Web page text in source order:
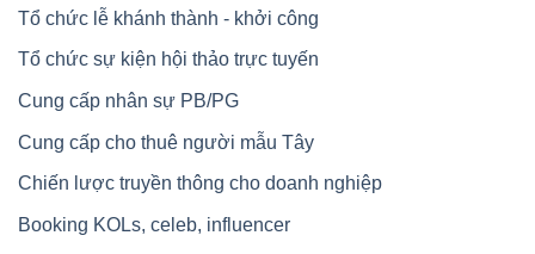
Tổ chức lễ khánh thành - khởi công
Tổ chức sự kiện hội thảo trực tuyến
Cung cấp nhân sự PB/PG
Cung cấp cho thuê người mẫu Tây
Chiến lược truyền thông cho doanh nghiệp
Booking KOLs, celeb, influencer